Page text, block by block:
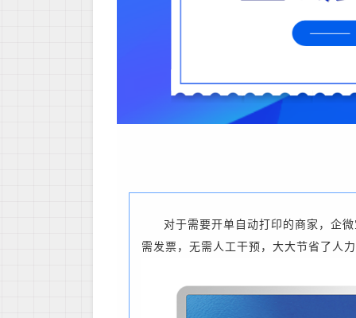
对于需要开单自动打印的商家，企
需发票，无需人工干预，大大节省了人